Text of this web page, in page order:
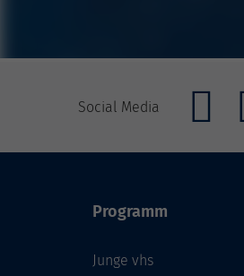
Social Media
Programm
Junge vhs